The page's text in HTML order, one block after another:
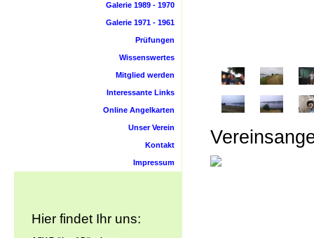
Galerie 1989 - 1970
Galerie 1971 - 1961
Prüfungen
Wissenswertes
Mitglied werden
Interessante Links
Online Angelkarten
Unser Verein
Kontakt
Impressum
Hier findet Ihr uns: